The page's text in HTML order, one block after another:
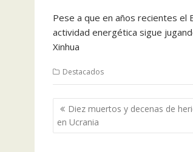
Pese a que en años recientes
actividad energética sigue
Xinhua
Destacados
Navegación
de
entradas
Diez muertos y decenas de
en Ucrania